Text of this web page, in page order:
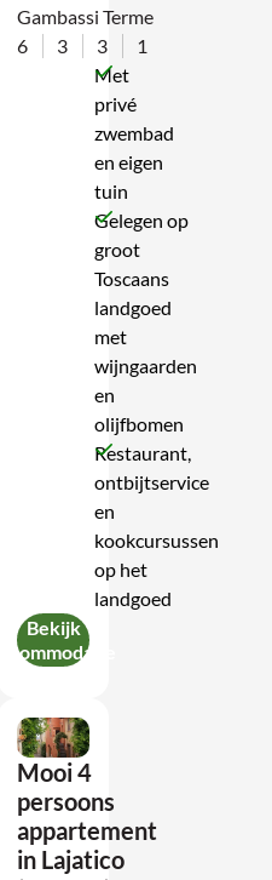
Gambassi Terme
6
3 3
1
Met
privé
zwembad
en eigen
tuin
Gelegen op
groot
Toscaans
landgoed
met
wijngaarden
en
olijfbomen
Restaurant,
ontbijtservice
en
kookcursussen
op het
landgoed
Bekijk
accommodatie
Mooi 4
persoons
appartement
in Lajatico